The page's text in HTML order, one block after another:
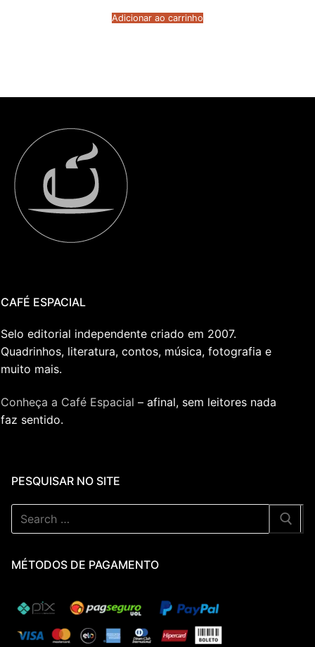
Adicionar ao carrinho
CAFÉ ESPACIAL
Selo editorial independente criado em 2007.
Quadrinhos, literatura, contos, música, fotografia e
muito mais.
Conheça a Café Espacial – afinal, sem leitores nada
faz sentido.
PESQUISAR NO SITE
Pesquisar
por:
MÉTODOS DE PAGAMENTO